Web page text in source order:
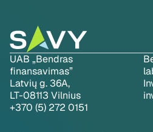
UAB „Bendras
finansavimas”
Latvių g. 36A,
LT-08113 Vilnius
+370 (5) 272 0151